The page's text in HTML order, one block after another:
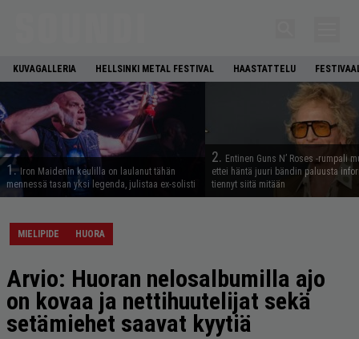
KUVAGALLERIA HELLSINKI METAL FESTIVAL HAASTATTELU
1. Iron Maidenin keulilla on laulanut tähän
mennessä tasan yksi legenda, julistaa ex-solisti
2. Entinen Guns N’ Roses -rumpali
ettei häntä juuri bändin paluusta
tiennyt siitä mitään
MIELIPIDE HUORA
Arvio: Huoran nelosalbumilla ajo
on kovaa ja nettihuutelijat sekä
setämiehet saavat kyytiä